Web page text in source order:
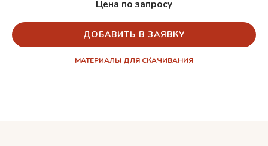
Цена по запросу
ДОБАВИТЬ В ЗАЯВКУ
МАТЕРИАЛЫ ДЛЯ СКАЧИВАНИЯ